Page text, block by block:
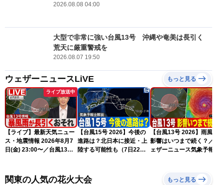
2026.08.08 04:00
大型で非常に強い台風13号 沖縄や奄美は長引く
荒天に厳重警戒を
2026.08.07 19:50
ウェザーニュースLiVE もっと見る
ライブ放送中
【ライブ】最新天気ニュー
ス・地震情報 2026年8月7
日(金) 23:00〜／台風13号
【台風15号 2026】今後の
進路は？北日本に接近・上
陸する可能性も（7日22時
【台風13号 2026】雨風
影響はいつまで続く？／
ェザーニュース気象予報
関東の人気の花火大会 もっと見る